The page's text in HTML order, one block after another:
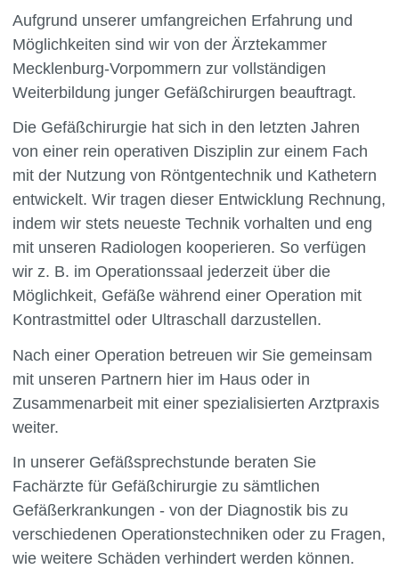
Aufgrund unserer umfangreichen Erfahrung und
Möglichkeiten sind wir von der Ärztekammer
Mecklenburg-Vorpommern zur vollständigen
Weiterbildung junger Gefäßchirurgen beauftragt.
Die Gefäßchirurgie hat sich in den letzten Jahren
von einer rein operativen Disziplin zur einem Fach
mit der Nutzung von Röntgentechnik und Kathetern
entwickelt. Wir tragen dieser Entwicklung Rechnung,
indem wir stets neueste Technik vorhalten und eng
mit unseren Radiologen kooperieren. So verfügen
wir z. B. im Operationssaal jederzeit über die
Möglichkeit, Gefäße während einer Operation mit
Kontrastmittel oder Ultraschall darzustellen.
Nach einer Operation betreuen wir Sie gemeinsam
mit unseren Partnern hier im Haus oder in
Zusammenarbeit mit einer spezialisierten Arztpraxis
weiter.
In unserer Gefäßsprechstunde beraten Sie
Fachärzte für Gefäßchirurgie zu sämtlichen
Gefäßerkrankungen - von der Diagnostik bis zu
verschiedenen Operationstechniken oder zu Fragen,
wie weitere Schäden verhindert werden können.